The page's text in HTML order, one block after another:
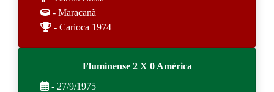
- Maracanã
- Carioca 1974
Fluminense 2 X 0 América
- 27/9/1975